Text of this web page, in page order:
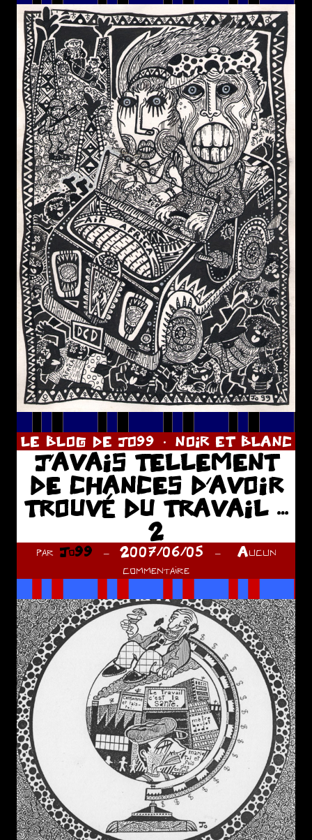
LE BLOG DE JO99 NOIR ET BLANC
J’AVAIS TELLEMENT
DE CHANCES D’AVOIR
TROUVÉ DU TRAVAIL …
2
par Jo99 2007/06/05
Aucun
commentaire